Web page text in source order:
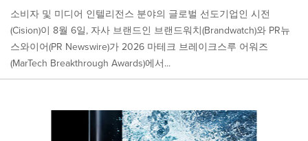
소비자 및 미디어 인텔리전스 분야의 글로벌 선도기업인 시전
(Cision)이 8월 6일, 자사 브랜드인 브랜드워치(Brandwatch)와 PR뉴
스와이어(PR Newswire)가 2026 마테크 브레이크스루 어워즈
(MarTech Breakthrough Awards)에서...